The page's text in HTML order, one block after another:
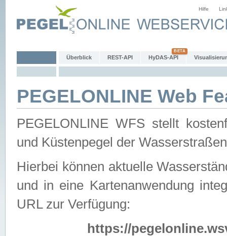
Hilfe
Überblick REST-API HyDAS-API
PEGELONLINE Web
PEGELONLINE WFS stellt
und Küstenpegel der
Hierbei können aktuelle
und in eine Kartenanwendung
URL zur Verfügung:
https://